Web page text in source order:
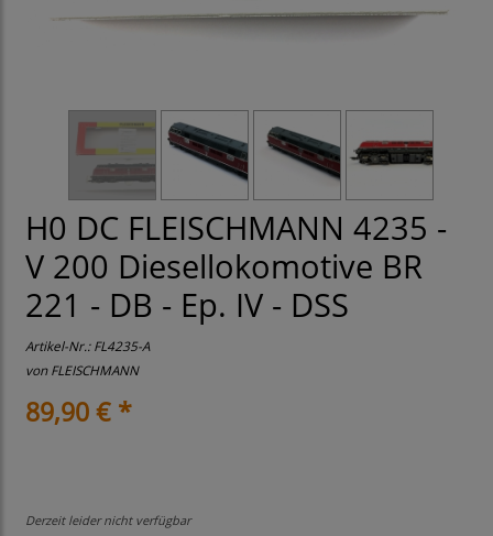
H0 DC FLEISCHMANN 4235 -
V 200 Diesellokomotive BR
221 - DB - Ep. IV - DSS
Artikel-Nr.:FL4235-A
vonFLEISCHMANN
89,90 € *
Derzeit leider nicht verfügbar